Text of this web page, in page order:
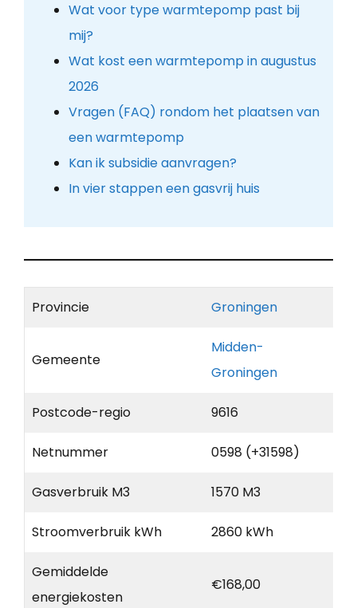
Wat voor type warmtepomp past bij
mij?
Wat kost een warmtepomp in augustus
2026
Vragen (FAQ) rondom het plaatsen van
een warmtepomp
Kan ik subsidie aanvragen?
In vier stappen een gasvrij huis
Provincie Groningen
Gemeente
Midden-
Groningen
Postcode-regio 9616
Netnummer 0598 (+31598)
Gasverbruik M3 1570 M3
Stroomverbruik kWh 2860 kWh
Gemiddelde
energiekosten
€168,00